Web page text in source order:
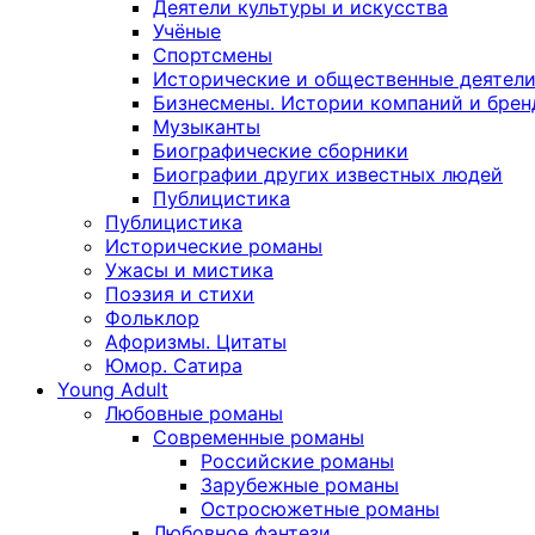
Деятели культуры и искусства
Учёные
Спортсмены
Исторические и общественные деятели
Бизнесмены. Истории компаний и
Музыканты
Биографические сборники
Биографии других известных людей
Публицистика
Публицистика
Исторические романы
Ужасы и мистика
Поэзия и стихи
Фольклор
Афоризмы. Цитаты
Юмор. Сатира
Young Adult
Любовные романы
Современные романы
Российские романы
Зарубежные романы
Остросюжетные романы